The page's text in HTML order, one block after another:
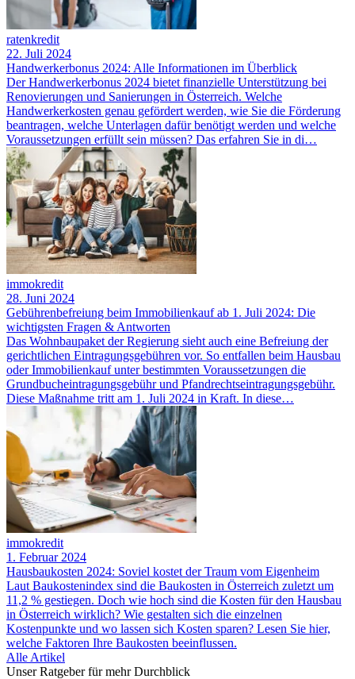
ratenkredit
22. Juli 2024
Handwerkerbonus 2024: Alle Informationen im Überblick
Der Handwerkerbonus 2024 bietet finanzielle Unterstützung bei
Renovierungen und Sanierungen in Österreich. Welche
Handwerkerkosten genau gefördert werden, wie Sie die Förderung
beantragen, welche Unterlagen dafür benötigt werden und welche
Voraussetzungen erfüllt sein müssen? Das erfahren Sie in di…
immokredit
28. Juni 2024
Gebührenbefreiung beim Immobilienkauf ab 1. Juli 2024: Die
wichtigsten Fragen & Antworten
Das Wohnbaupaket der Regierung sieht auch eine Befreiung der
gerichtlichen Eintragungsgebühren vor. So entfallen beim Hausbau
oder Immobilienkauf unter bestimmten Voraussetzungen die
Grundbucheintragungsgebühr und Pfandrechtseintragungsgebühr.
Diese Maßnahme tritt am 1. Juli 2024 in Kraft. In diese…
immokredit
1. Februar 2024
Hausbaukosten 2024: Soviel kostet der Traum vom Eigenheim
Laut Baukostenindex sind die Baukosten in Österreich zuletzt um
11,2 % gestiegen. Doch wie hoch sind die Kosten für den Hausbau
in Österreich wirklich? Wie gestalten sich die einzelnen
Kostenpunkte und wo lassen sich Kosten sparen? Lesen Sie hier,
welche Faktoren Ihre Baukosten beeinflussen.
Alle Artikel
Unser Ratgeber für mehr Durchblick